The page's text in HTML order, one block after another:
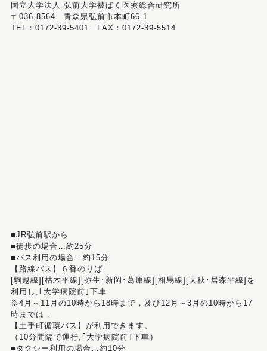
国立大学法人 弘前大学被ばく医療総合研究所
〒036-8564 青森県弘前市本町66-1
TEL：0172-39-5401 FAX：0172-39-5514
■JR弘前駅から
■徒歩の場合…約25分
■バス利用の場合…約15分
【路線バス】６番のりば
[駒越線][枯木平線][弥生･新岡･葛原線][相馬線][大秋･居森平線]を
利用し,｢大学病院前｣下車
※4月～11月の10時から18時まで，及び12月～3月の10時から17
時までは，
【土手町循環バス】が利用できます。
（10分間隔で運行,｢大学病院前｣下車）
■タクシー利用の場合…約10分